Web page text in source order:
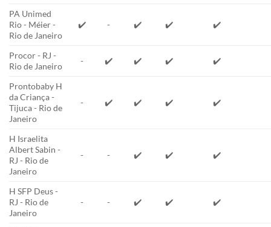
PA Unimed
Rio - Méier -
Rio de Janeiro
✔️ - ✔️ ✔️ ✔️
Procor - RJ -
Rio de Janeiro
- ✔️ ✔️ ✔️ ✔️
Prontobaby H
da Criança -
Tijuca - Rio de
Janeiro
- ✔️ ✔️ ✔️ ✔️
H Israelita
Albert Sabin -
RJ - Rio de
Janeiro
- - ✔️ ✔️ ✔️
H SFP Deus -
RJ - Rio de
Janeiro
- - ✔️ ✔️ ✔️